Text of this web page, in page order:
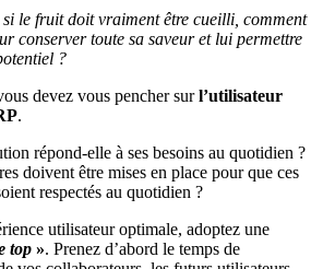
si le fruit doit vraiment être cueilli, comment
conserver toute sa saveur et lui permettre
?
devez vous pencher surl’utilisateur
.
répond-elle à ses besoins au quotidien ?
doivent être mises en place pour que ces
respectés au quotidien ?
utilisateur optimale, adoptez une
top ». Prenez d’abord le temps de